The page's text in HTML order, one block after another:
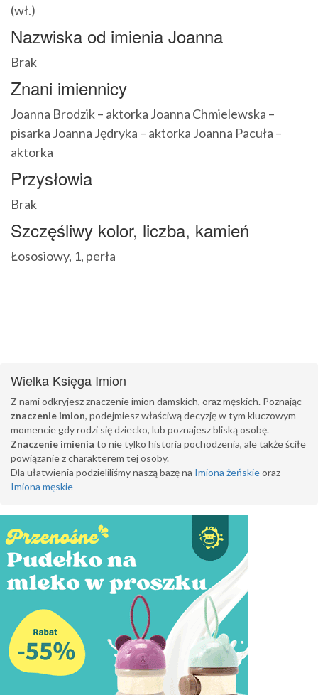
(wł.)
Nazwiska od imienia Joanna
Brak
Znani imiennicy
Joanna Brodzik – aktorka Joanna Chmielewska –
pisarka Joanna Jędryka – aktorka Joanna Pacuła –
aktorka
Przysłowia
Brak
Szczęśliwy kolor, liczba, kamień
Łososiowy, 1, perła
Wielka Księga Imion
Z nami odkryjesz znaczenie imion damskich, oraz męskich. Poznając
znaczenie imion, podejmiesz właściwą decyzję w tym kluczowym
momencie gdy rodzi się dziecko, lub poznajesz bliską osobę.
Znaczenie imienia to nie tylko historia pochodzenia, ale także ściłe
powiązanie z charakterem tej osoby.
Dla ułatwienia podzieliliśmy naszą bazę na Imiona żeńskieoraz
Imiona męskie